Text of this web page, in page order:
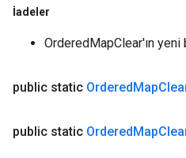
İadeler
OrderedMapClear'ın yeni
public static OrderedMap
public static OrderedMap